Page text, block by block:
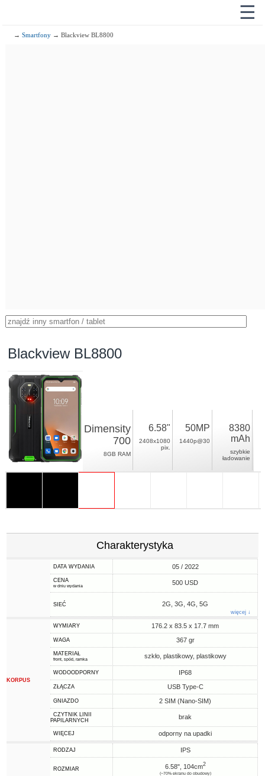
☰
→Smartfony → Blackview BL8800
Blackview BL8800
Dimensity
700
8GB RAM
6.58"
2408x1080
pix.
50MP
1440p@30
8380
mAh
szybkie
ładowanie
Charakterystyka
DATA WYDANIA 05 / 2022
CENA
w dniu wydania 500 USD
SIEĆ 2G, 3G, 4G, 5G
więcej ↓
KORPUS
WYMIARY 176.2 x 83.5 x 17.7 mm
WAGA 367 gr
MATERIAŁ
front, spód, ramka szkło, plastikowy, plastikowy
WODOODPORNY IP68
ZŁĄCZA USB Type-C
GNIAZDO 2 SIM (Nano-SIM)
CZYTNIK LINII
PAPILARNYCH
brak
WIĘCEJ odporny na upadki
RODZAJ IPS
ROZMIAR 6.58", 104cm2
(~70% ekranu do obudowy)